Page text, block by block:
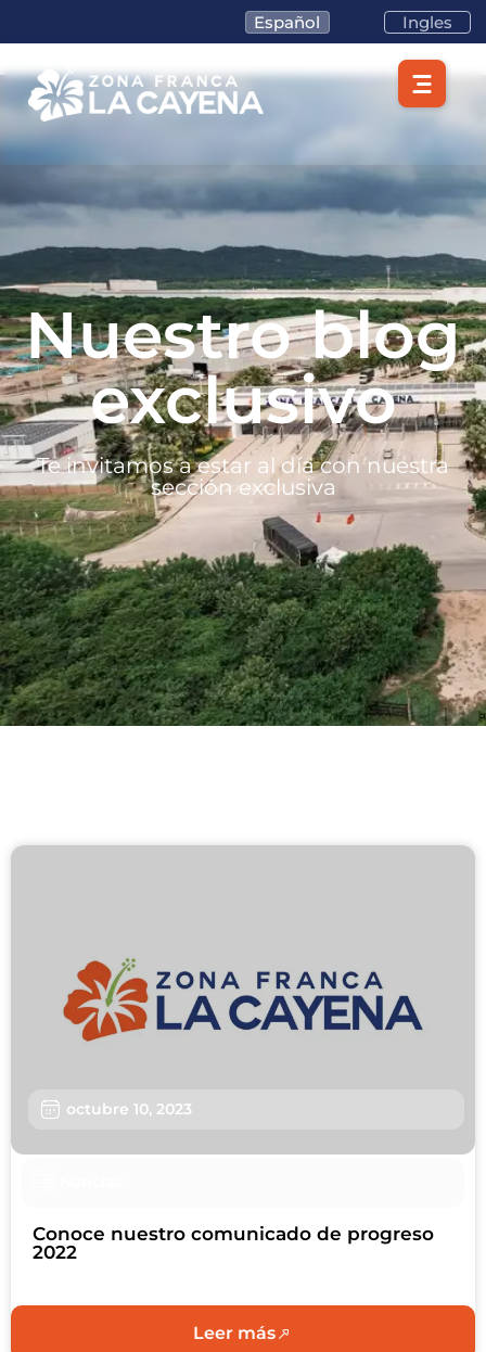
Español Ingles
Usuarios
Sostenibilidad
Trabaja con nosotros
Nuestro blog
exclusivo
Te invitamos a estar al día con nuestra
sección exclusiva
octubre 10, 2023
Conoce nuestro comunicado de progreso
2022
Leer más